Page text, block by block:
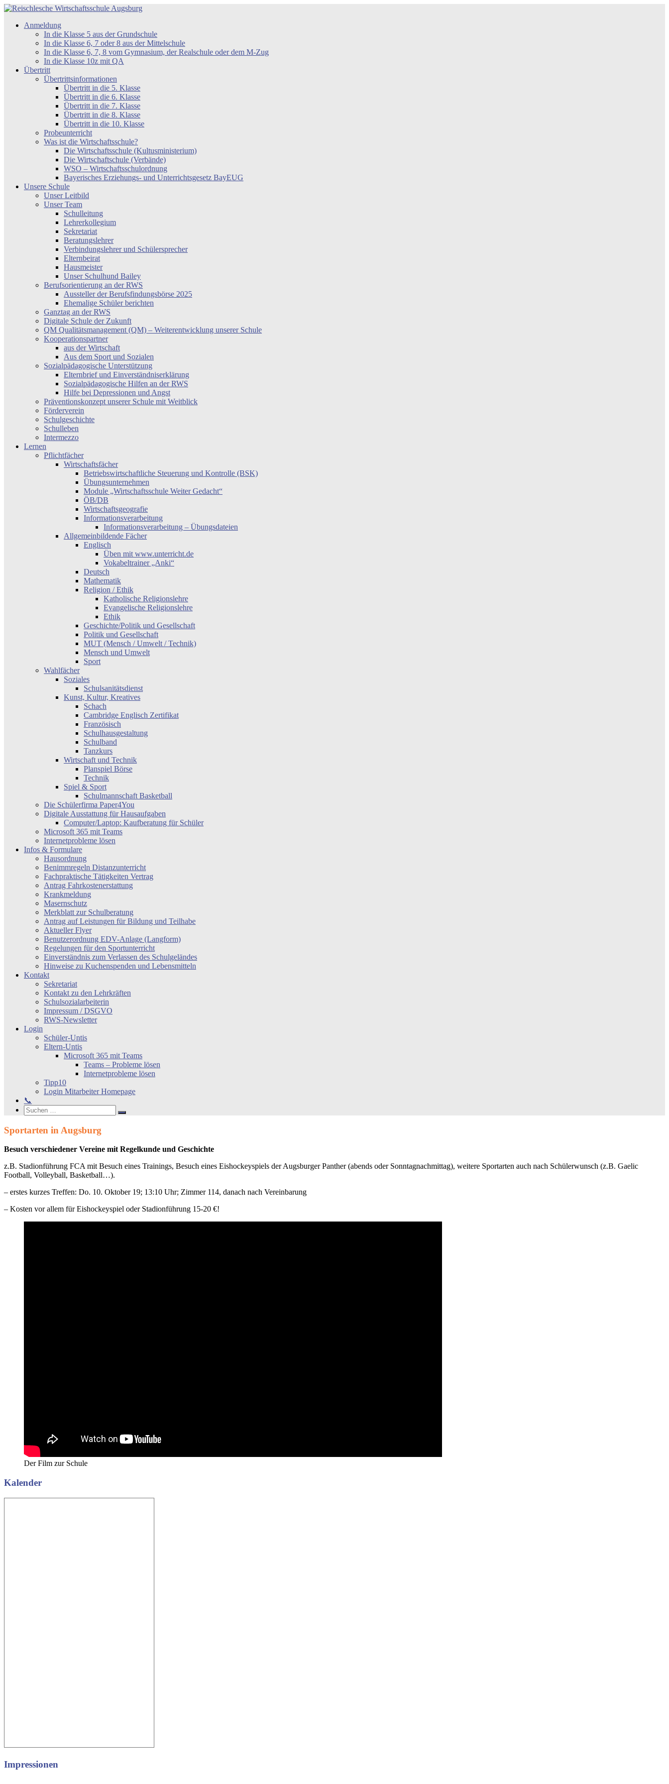
Zum
springen
Reischlesche
Wirtschaftsschule
Anmeldung
In die Klasse 5 aus der Grundschule
In die Klasse 6, 7 oder 8 aus der Mittelschule
In die Klasse 6, 7, 8 vom Gymnasium, der Realschule oder dem M-Zug
In die Klasse 10z mit QA
Übertritt
Übertrittsinformationen
Übertritt in die 5. Klasse
Übertritt in die 6. Klasse
Übertritt in die 7. Klasse
Übertritt in die 8. Klasse
Übertritt in die 10. Klasse
Probeunterricht
Was ist die Wirtschaftsschule?
Die Wirtschaftsschule (Kultusministerium)
Die Wirtschaftschule (Verbände)
WSO – Wirtschaftsschulordnung
Bayerisches Erziehungs- und Unterrichtsgesetz BayEUG
Unsere Schule
Unser Leitbild
Unser Team
Schulleitung
Lehrerkollegium
Sekretariat
Beratungslehrer
Verbindungslehrer und Schülersprecher
Elternbeirat
Hausmeister
Unser Schulhund Bailey
Berufsorientierung an der RWS
Aussteller der Berufsfindungsbörse 2025
Ehemalige Schüler berichten
Ganztag an der RWS
Digitale Schule der Zukunft
QM Qualitätsmanagement (QM) – Weiterentwicklung unserer Schule
Kooperationspartner
aus der Wirtschaft
Aus dem Sport und Sozialen
Sozialpädagogische Unterstützung
Elternbrief und Einverständniserklärung
Sozialpädagogische Hilfen an der RWS
Hilfe bei Depressionen und Angst
Präventionskonzept unserer Schule mit Weitblick
Förderverein
Schulgeschichte
Schulleben
Intermezzo
Lernen
Pflichtfächer
Wirtschaftsfächer
Betriebswirtschaftliche Steuerung und Kontrolle (BSK)
Übungsunternehmen
Module „Wirtschaftsschule Weiter Gedacht“
ÖB/DB
Wirtschaftsgeografie
Informationsverarbeitung
Informationsverarbeitung – Übungsdateien
Allgemeinbildende Fächer
Englisch
Üben mit www.unterricht.de
Vokabeltrainer „Anki“
Deutsch
Mathematik
Religion / Ethik
Katholische Religionslehre
Evangelische Religionslehre
Ethik
Geschichte/Politik und Gesellschaft
Politik und Gesellschaft
MUT (Mensch / Umwelt / Technik)
Mensch und Umwelt
Sport
Wahlfächer
Soziales
Schulsanitätsdienst
Kunst, Kultur, Kreatives
Schach
Cambridge Englisch Zertifikat
Französisch
Schulhausgestaltung
Schulband
Tanzkurs
Wirtschaft und Technik
Planspiel Börse
Technik
Spiel & Sport
Schulmannschaft Basketball
Die Schülerfirma Paper4You
Digitale Ausstattung für Hausaufgaben
Computer/Laptop: Kaufberatung für Schüler
Microsoft 365 mit Teams
Internetprobleme lösen
Infos & Formulare
Hausordnung
Benimmregeln Distanzunterricht
Fachpraktische Tätigkeiten Vertrag
Antrag Fahrkostenerstattung
Krankmeldung
Masernschutz
Merkblatt zur Schulberatung
Antrag auf Leistungen für Bildung und Teilhabe
Aktueller Flyer
Benutzerordnung EDV-Anlage (Langform)
Regelungen für den Sportunterricht
Einverständnis zum Verlassen des Schulgeländes
Hinweise zu Kuchenspenden und Lebensmitteln
Kontakt
Sekretariat
Kontakt zu den Lehrkräften
Schulsozialarbeiterin
Impressum / DSGVO
RWS-Newsletter
Login
Schüler-Untis
Eltern-Untis
Microsoft 365 mit Teams
Teams – Probleme lösen
Internetprobleme lösen
Tipp10
Login Mitarbeiter Homepage
📞
Search
Suchen
nach:
Suchen
Sportarten in Augsburg
Besuch verschiedener Vereine mit Regelkunde und Geschichte
z.B. Stadionführung FCA mit Besuch eines Trainings, Besuch eines Eishockeyspiels der Augsburger Panther (abends oder Sonntagnachmittag), weitere Sportarten auch nach Schülerwunsch (z.B. Gaelic
Football, Volleyball, Basketball…).
– erstes kurzes Treffen: Do. 10. Oktober 19; 13:10 Uhr; Zimmer 114, danach nach Vereinbarung
– Kosten vor allem für Eishockeyspiel oder Stadionführung 15-20 €!
Der Film zur Schule
Kalender
Impressionen